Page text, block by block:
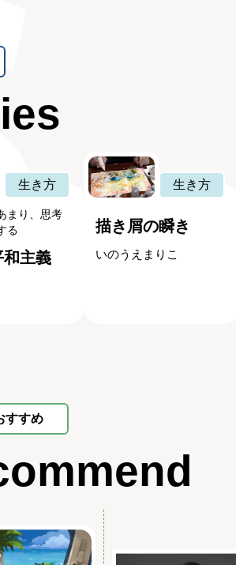
生き方
まり、思考
る
和主義
生き方
描き屑の瞬き
いのうえまりこ
すすめ